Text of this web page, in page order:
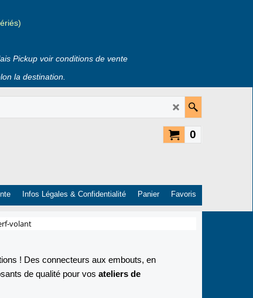
Pickup voir conditions de vente
la destination.
0
Infos Légales & Confidentialité Panier Favoris
volant
! Des connecteurs aux embouts, en
de qualité pour vos ateliers de